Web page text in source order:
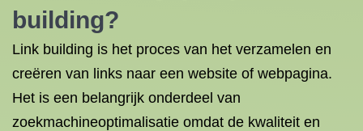
building?
Link building is het proces van het verzamelen en
creëren van links naar een website of webpagina.
Het is een belangrijk onderdeel van
zoekmachineoptimalisatie omdat de kwaliteit en